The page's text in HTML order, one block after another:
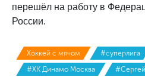
перешёл на работу в
России.
Хоккей с мячом #суперлига
#ХК Динамо Москва